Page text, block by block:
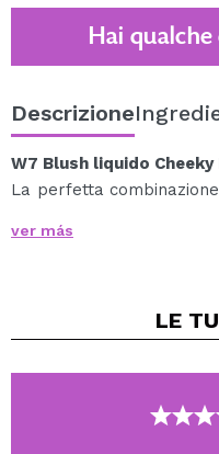
Hai
Descrizione
W7 Blush liquido Cheeky
La perfetta
Il suo applicatore in
Include vitamina E per
W7 e sperimenta un
Osate mettere in risalto
accessorio essenziale di
ver más
LE